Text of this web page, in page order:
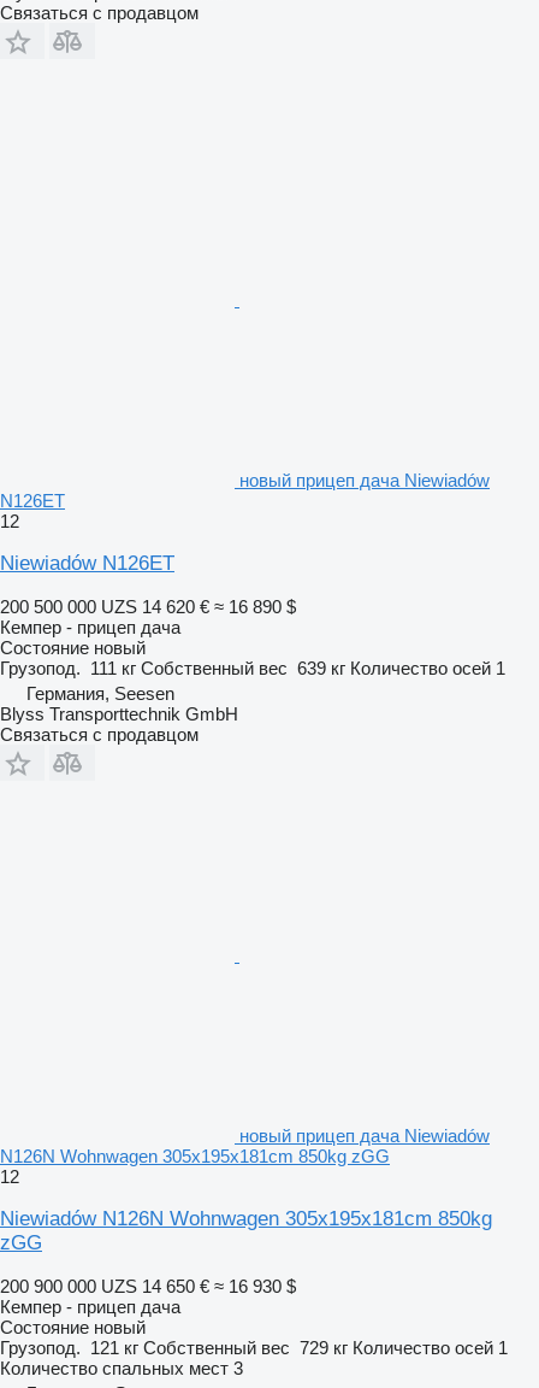
Связаться с продавцом
новый прицеп дача Niewiadów
N126ET
12
Niewiadów N126ET
200 500 000 UZS 14 620 € ≈ 16 890 $
Кемпер - прицеп дача
Состояние новый
Грузопод. 111 кг Собственный вес 639 кг Количество осей 1
Германия, Seesen
Blyss Transporttechnik GmbH
Связаться с продавцом
новый прицеп дача Niewiadów
N126N Wohnwagen 305x195x181cm 850kg zGG
12
Niewiadów N126N Wohnwagen 305x195x181cm 850kg
zGG
200 900 000 UZS 14 650 € ≈ 16 930 $
Кемпер - прицеп дача
Состояние новый
Грузопод. 121 кг Собственный вес 729 кг Количество осей 1
Количество спальных мест 3